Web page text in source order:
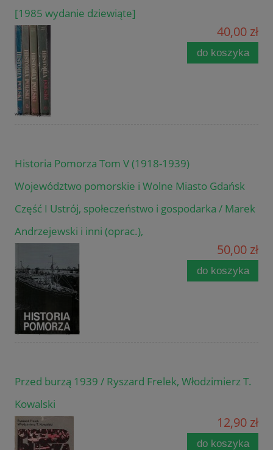
[1985 wydanie dziewiąte]
40,00 zł
do koszyka
Historia Pomorza Tom V (1918-1939)
Województwo pomorskie i Wolne Miasto Gdańsk
Część I Ustrój, społeczeństwo i gospodarka / Marek
Andrzejewski i inni (oprac.),
50,00 zł
do koszyka
Przed burzą 1939 / Ryszard Frelek, Włodzimierz T.
Kowalski
12,90 zł
do koszyka